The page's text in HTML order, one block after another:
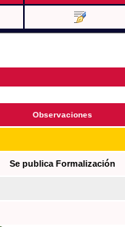
Observaciones
Se publica Formalización